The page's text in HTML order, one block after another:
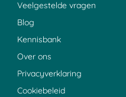
Veelgestelde vragen
Blog
Kennisbank
Over ons
Privacyverklaring
Cookiebeleid